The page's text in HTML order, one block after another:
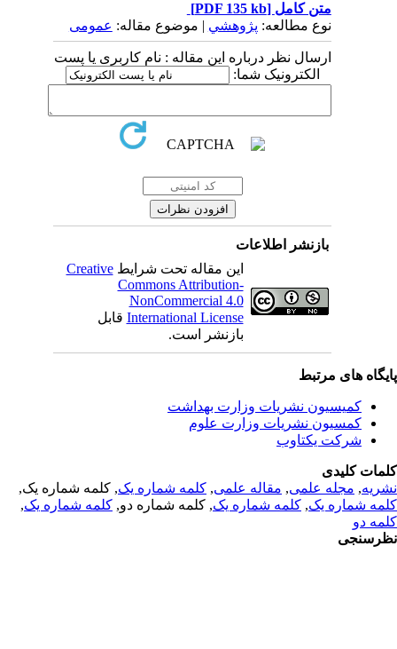
متن کامل[PDF 135 kb]
نوع مطالعه:پژوهشي| موضوع مقاله:عمومى
ارسال نظر درباره این مقاله : نام کاربری یا پست
الکترونیک شما:
بازنشر اطلاعات
این مقاله تحت شرایطCreative
Commons Attribution-
NonCommercial 4.0
International Licenseقابل
بازنشر است.
های مرتبط
کمیسیون نشریات وزارت بهداشت
کمسیون نشریات وزارت علوم
شرکت یکتاوب
کلیدی
,مجله علمی, مقاله علمی, کلمه شماره یک, کلمه شماره یک,
شماره یک,کلمه شماره یک, کلمه شماره دو,کلمه شماره یک,
دو